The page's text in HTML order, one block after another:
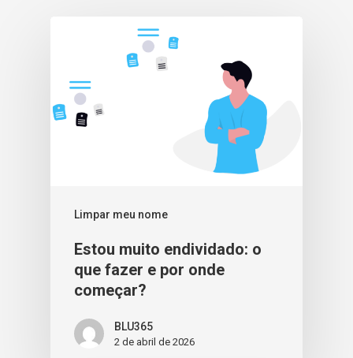
Limpar meu nome
Estou muito endividado: o
que fazer e por onde
começar?
BLU365
2 de abril de 2026